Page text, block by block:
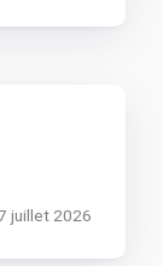
juillet 2026